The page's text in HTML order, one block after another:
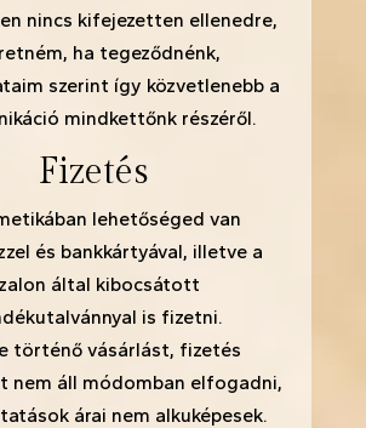
nincs kifejezetten ellenedre,
ha tegeződnénk,
szerint így közvetlenebb a
mindkettőnk részéről.
Fizetés
lehetőséged van
és bankkártyával, illetve a
által kibocsátott
is fizetni.
történő vásárlást, fizetés
nem áll módomban elfogadni,
árai nem alkuképesek.